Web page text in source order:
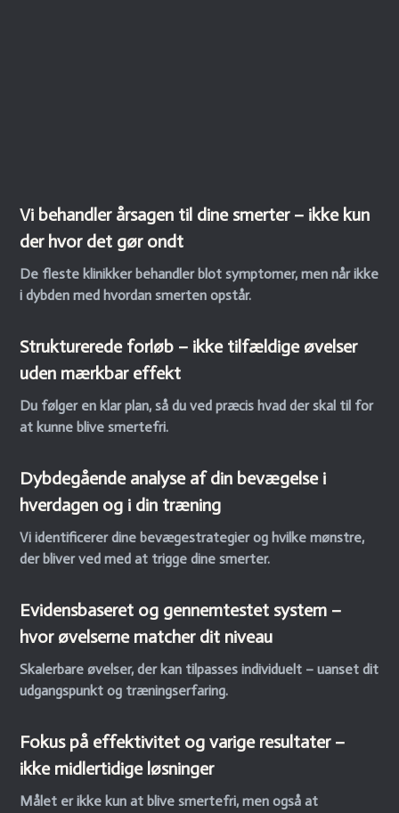
Vi behandler årsagen til dine smerter – ikke kun
der hvor det gør ondt
De fleste klinikker behandler blot symptomer, men når ikke
i dybden med hvordan smerten opstår.
Strukturerede forløb – ikke tilfældige øvelser
uden mærkbar effekt
Du følger en klar plan, så du ved præcis hvad der skal til for
at kunne blive smertefri.
Dybdegående analyse af din bevægelse i
hverdagen og i din træning
Vi identificerer dine bevægestrategier og hvilke mønstre,
der bliver ved med at trigge dine smerter.
Evidensbaseret og gennemtestet system –
hvor øvelserne matcher dit niveau
Skalerbare øvelser, der kan tilpasses individuelt – uanset dit
udgangspunkt og træningserfaring.
Fokus på effektivitet og varige resultater –
ikke midlertidige løsninger
Målet er ikke kun at blive smertefri, men også at